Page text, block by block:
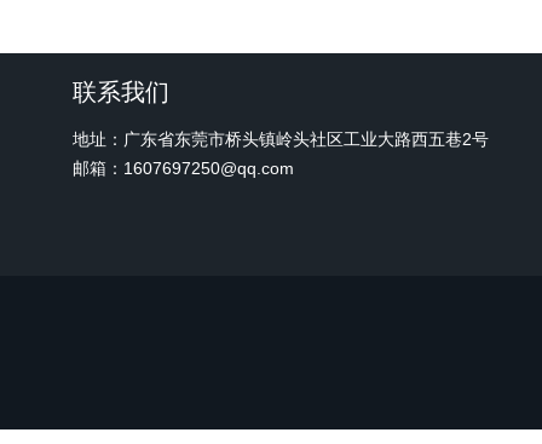
联系我们
地址：广东省东莞市桥头镇岭头社区工业大路西五巷2号
邮箱：1607697250@qq.com